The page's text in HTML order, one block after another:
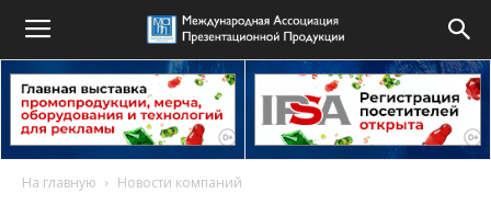
На главную Новости компаний